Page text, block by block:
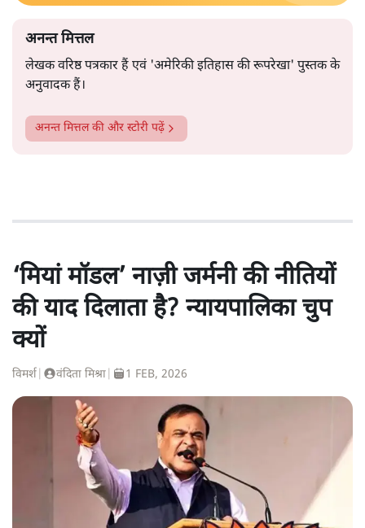
अनन्त मित्तल
लेखक वरिष्ठ पत्रकार हैं एवं 'अमेरिकी इतिहास की रूपरेखा' पुस्तक के
अनुवादक हैं।
अनन्त मित्तलकी और स्टोरी पढ़ें
‘मियां मॉडल’ नाज़ी जर्मनी की नीतियों
की याद दिलाता है? न्यायपालिका चुप
क्यों
विमर्श वंदिता मिश्रा 1 FEB, 2026